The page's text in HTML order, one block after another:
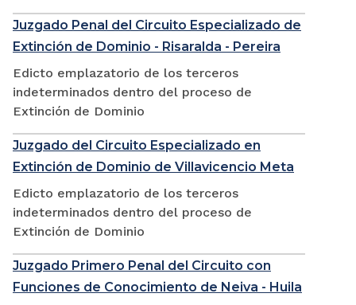
Juzgado Penal del Circuito Especializado de
Extinción de Dominio - Risaralda - Pereira
Edicto emplazatorio de los terceros
indeterminados dentro del proceso de
Extinción de Dominio
Juzgado del Circuito Especializado en
Extinción de Dominio de Villavicencio Meta
Edicto emplazatorio de los terceros
indeterminados dentro del proceso de
Extinción de Dominio
Juzgado Primero Penal del Circuito con
Funciones de Conocimiento de Neiva - Huila